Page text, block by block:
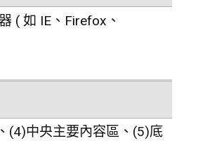
( 如 IE、Firefox、
(4)中央主要內容區、(5)底